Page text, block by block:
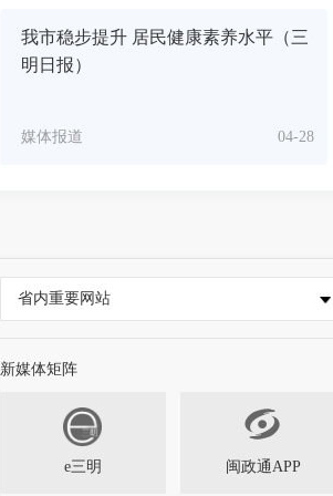
我市稳步提升 居民健康素养水平（三
明日报）
04-28
媒体报道
省内重要网站
新媒体矩阵
e三明 闽政通APP